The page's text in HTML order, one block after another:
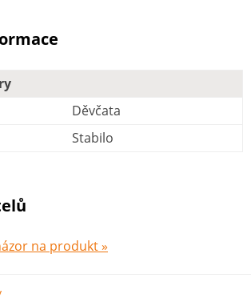
Děvčata
Stabilo
na produkt »